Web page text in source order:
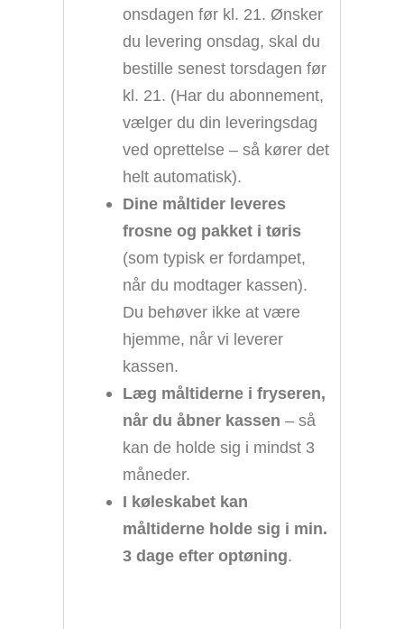
onsdagen før kl. 21. Ønsker
du levering onsdag, skal du
bestille senest torsdagen før
kl. 21. (Har du abonnement,
vælger du din leveringsdag
ved oprettelse – så kører det
helt automatisk).
Dine måltider leveres
frosne og pakket i tøris
(som typisk er fordampet,
når du modtager kassen).
Du behøver ikke at være
hjemme, når vi leverer
kassen.
Læg måltiderne i fryseren,
når du åbner kassen – så
kan de holde sig i mindst 3
måneder.
I køleskabet kan
måltiderne holde sig i min.
3 dage efter optøning.